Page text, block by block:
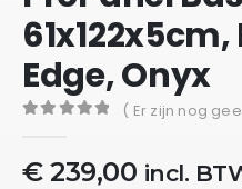
Edge, Onyx
( Er zijn nog
€239,00 incl.